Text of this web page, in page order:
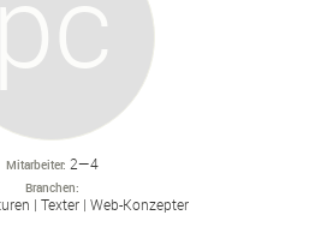
Mitarbeiter 2—4
Branchen
Texter Web-Konzepter